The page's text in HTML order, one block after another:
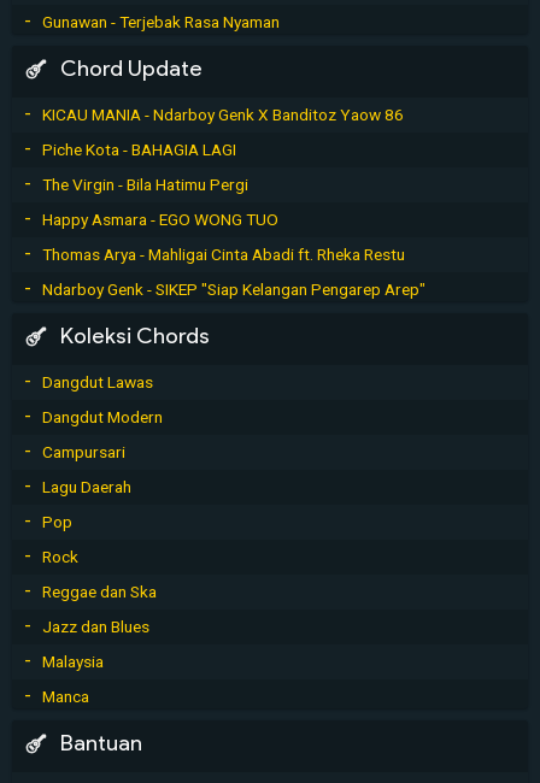
Gunawan - Terjebak Rasa Nyaman
Chord Update
KICAU MANIA - Ndarboy Genk X Banditoz Yaow 86
Piche Kota - BAHAGIA LAGI
The Virgin - Bila Hatimu Pergi
Happy Asmara - EGO WONG TUO
Thomas Arya - Mahligai Cinta Abadi ft. Rheka Restu
Ndarboy Genk - SIKEP "Siap Kelangan Pengarep Arep"
Koleksi Chords
Dangdut Lawas
Dangdut Modern
Campursari
Lagu Daerah
Pop
Rock
Reggae dan Ska
Jazz dan Blues
Malaysia
Manca
Bantuan